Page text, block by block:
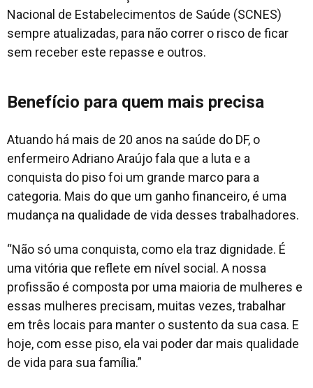
Nacional de Estabelecimentos de Saúde (SCNES)
sempre atualizadas, para não correr o risco de ficar
sem receber este repasse e outros.
Benefício para quem mais precisa
Atuando há mais de 20 anos na saúde do DF, o
enfermeiro Adriano Araújo fala que a luta e a
conquista do piso foi um grande marco para a
categoria. Mais do que um ganho financeiro, é uma
mudança na qualidade de vida desses trabalhadores.
“Não só uma conquista, como ela traz dignidade. É
uma vitória que reflete em nível social. A nossa
profissão é composta por uma maioria de mulheres e
essas mulheres precisam, muitas vezes, trabalhar
em três locais para manter o sustento da sua casa. E
hoje, com esse piso, ela vai poder dar mais qualidade
de vida para sua família.”